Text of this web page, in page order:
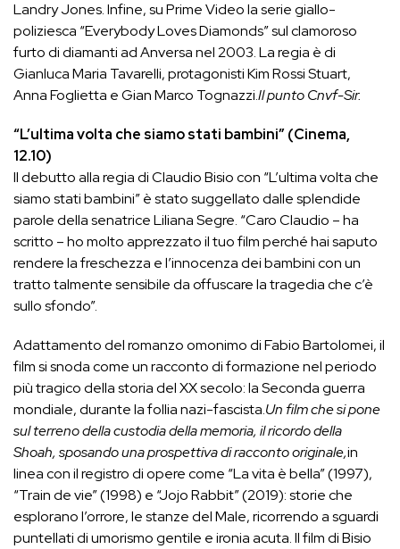
Landry Jones. Infine, su Prime Video la serie giallo-
poliziesca “Everybody Loves Diamonds” sul clamoroso
furto di diamanti ad Anversa nel 2003. La regia è di
Gianluca Maria Tavarelli, protagonisti Kim Rossi Stuart,
Anna Foglietta e Gian Marco Tognazzi.Il punto Cnvf-Sir.
“L’ultima volta che siamo stati bambini” (Cinema,
12.10)
Il debutto alla regia di Claudio Bisio con “L’ultima volta che
siamo stati bambini” è stato suggellato dalle splendide
parole della senatrice Liliana Segre. “Caro Claudio – ha
scritto – ho molto apprezzato il tuo film perché hai saputo
rendere la freschezza e l’innocenza dei bambini con un
tratto talmente sensibile da offuscare la tragedia che c’è
sullo sfondo”.
Adattamento del romanzo omonimo di Fabio Bartolomei, il
film si snoda come un racconto di formazione nel periodo
più tragico della storia del XX secolo: la Seconda guerra
mondiale, durante la follia nazi-fascista.Un film che si pone
sul terreno della custodia della memoria, il ricordo della
Shoah, sposando una prospettiva di racconto originale,in
linea con il registro di opere come “La vita è bella” (1997),
“Train de vie” (1998) e “Jojo Rabbit” (2019): storie che
esplorano l’orrore, le stanze del Male, ricorrendo a sguardi
puntellati di umorismo gentile e ironia acuta. Il film di Bisio